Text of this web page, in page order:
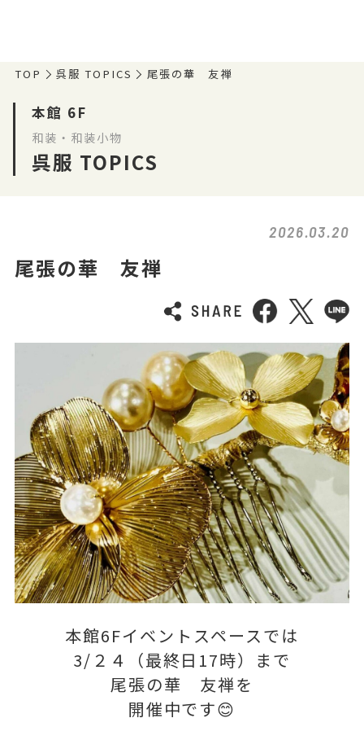
TOP 呉服 TOPICS 尾張の華 友禅
本館 6F
和装・和装小物
呉服 TOPICS
2026.03.20
尾張の華 友禅
本館6Fイベントスペースでは
3/２４（最終日17時）まで
尾張の華 友禅を
開催中です😊